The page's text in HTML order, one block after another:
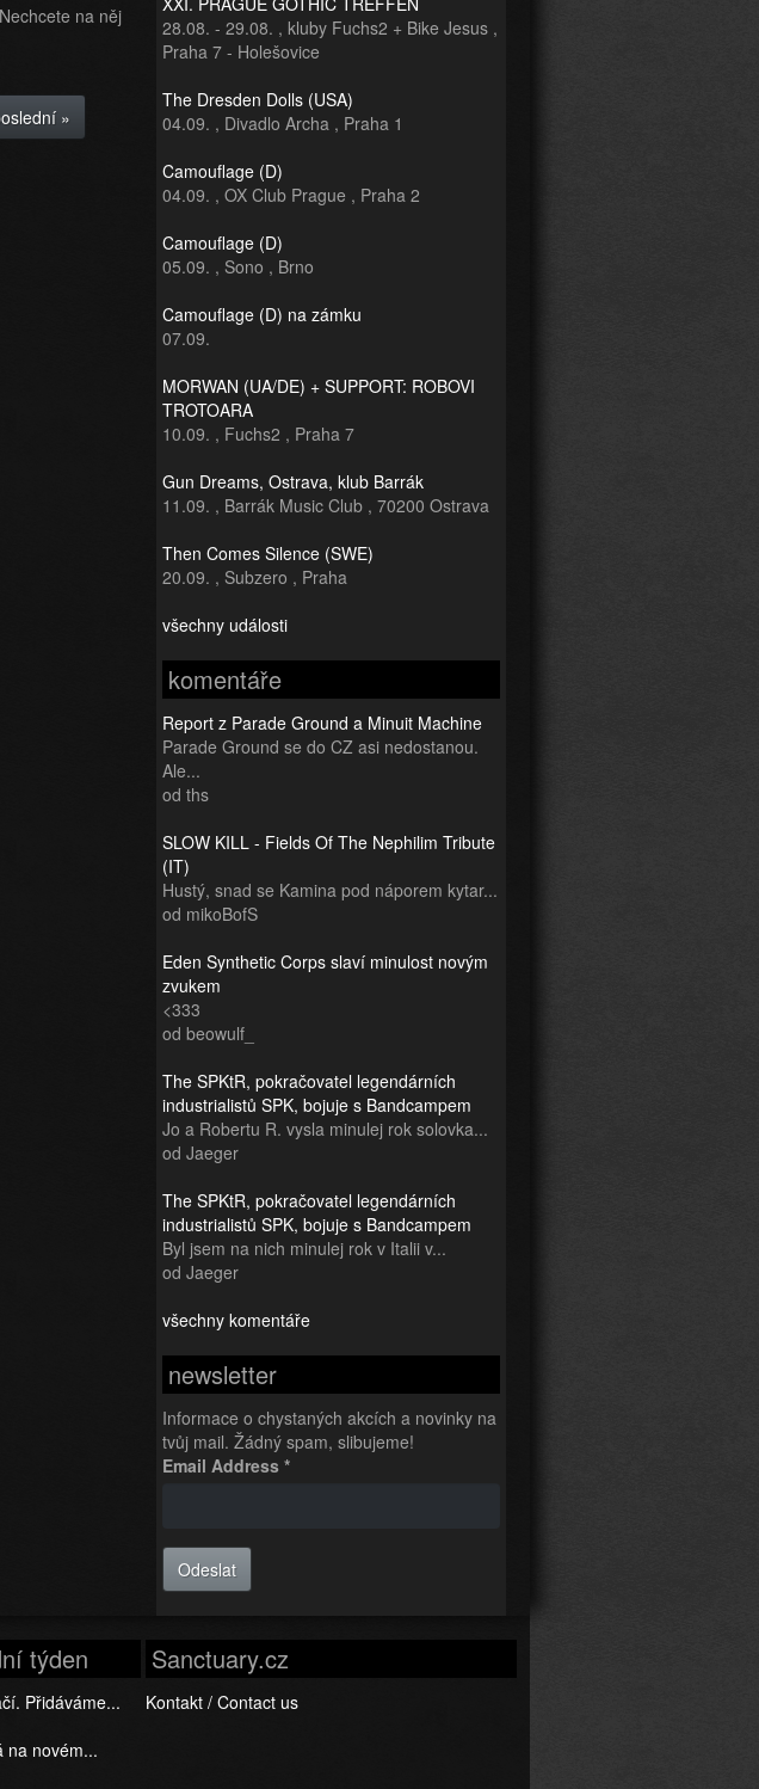
na něj
»
28.08. - 29.08. , kluby Fuchs2 + Bike Jesus ,
Praha 7 - Holešovice
The Dresden Dolls (USA)
04.09. , Divadlo Archa , Praha 1
Camouflage (D)
04.09. , OX Club Prague , Praha 2
Camouflage (D)
05.09. , Sono , Brno
Camouflage (D) na zámku
07.09.
MORWAN (UA/DE) + SUPPORT: ROBOVI
TROTOARA
10.09. , Fuchs2 , Praha 7
Gun Dreams, Ostrava, klub Barrák
11.09. , Barrák Music Club , 70200 Ostrava
Then Comes Silence (SWE)
20.09. , Subzero , Praha
všechny události
komentáře
Report z Parade Ground a Minuit Machine
Parade Ground se do CZ asi nedostanou.
Ale...
od ths
SLOW KILL - Fields Of The Nephilim Tribute
(IT)
Hustý, snad se Kamina pod náporem kytar...
od mikoBofS
Eden Synthetic Corps slaví minulost novým
zvukem
<333
od beowulf_
The SPKtR, pokračovatel legendárních
industrialistů SPK, bojuje s Bandcampem
Jo a Robertu R. vysla minulej rok solovka...
od Jaeger
The SPKtR, pokračovatel legendárních
industrialistů SPK, bojuje s Bandcampem
Byl jsem na nich minulej rok v Italii v...
od Jaeger
všechny komentáře
newsletter
Informace o chystaných akcích a novinky na
tvůj mail. Žádný spam, slibujeme!
Email Address *
Odeslat
týden
Přidáváme...
na novém...
Sanctuary.cz
Kontakt / Contact us